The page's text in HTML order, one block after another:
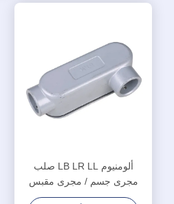
ألومنيوم LB LR LL صلب
مجرى جسم / مجرى مقبس
جسم قوة عال